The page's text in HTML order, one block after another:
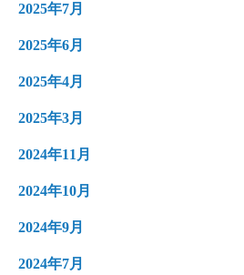
2025年7月
2025年6月
2025年4月
2025年3月
2024年11月
2024年10月
2024年9月
2024年7月